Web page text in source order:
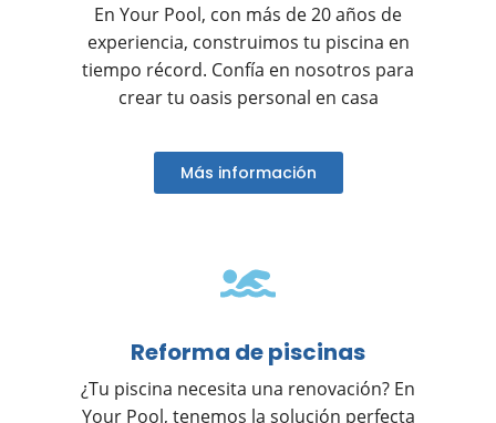
En Your Pool, con más de 20 años de
experiencia, construimos tu piscina en
tiempo récord. Confía en nosotros para
crear tu oasis personal en casa
Más información
Reforma de piscinas
¿Tu piscina necesita una renovación? En
Your Pool, tenemos la solución perfecta